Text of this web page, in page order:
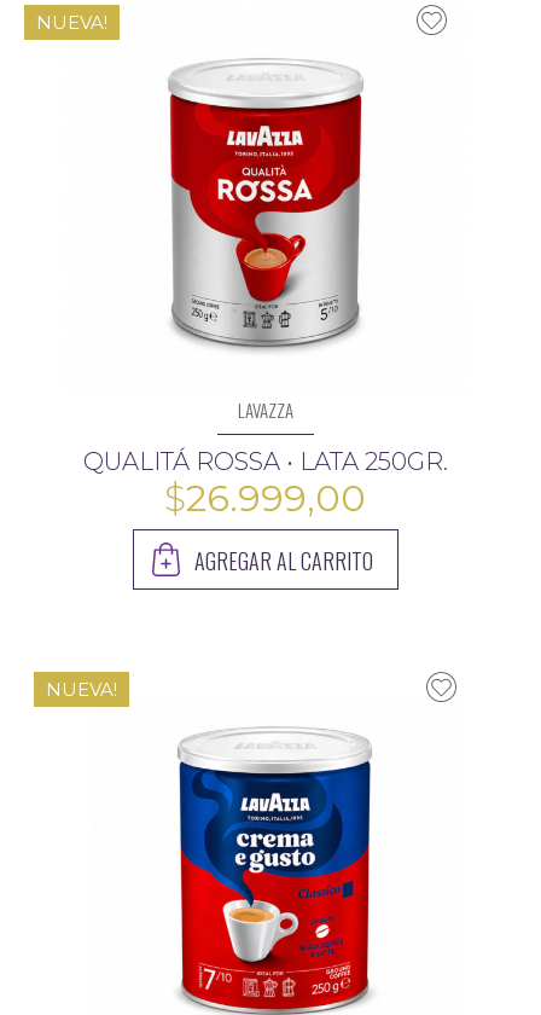
NUEVA!
LAVAZZA
QUALITÁ ROSSA • LATA 250GR.
$26.999,00
AGREGAR AL CARRITO
NUEVA!